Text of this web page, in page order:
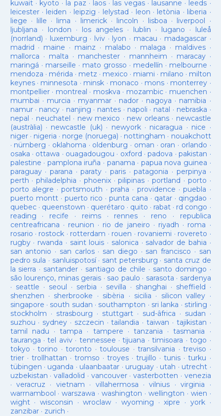
kuwait· kyoto · la paz · laos· las vegas· lausanne · leeds ·
leicester· leiden · leipzig · lelystad · leon · letònia · liberia ·
liege · lille · lima · limerick· lincoln · lisboa · liverpool ·
ljubljana · london · los angeles· lublin · lugano · luleå
(norrland) · luxemburg · lviv · lyon · macau · madagascar·
madrid · maine · mainz · malabo · malaga · maldives·
mallorca · malta · manchester· mannheim · maracay·
maringá · marseille · mato grosso · medellín · melbourne ·
mendoza · mérida · metz · mexico · miami · milano · milton
keynes· minnesota · minsk · monaco · mons · monterrey ·
montpellier· montreal · moskva · mozambic· muenchen ·
mumbai · murcia · myanmar· nador · nagoya · namibia ·
namur· nancy · nanjing · nantes · napoli · natal · nebraska ·
nepal · neuchatel · new mexico · new orleans· newcastle
(austràlia) · newcastle (uk) · newyork· nicaragua · nice ·
niger· nigeria · norge (noruega) · nottingham · nouakchott
· nürnberg · oklahoma · oldenburg · oman · oran · orlando ·
osaka · ottawa · ouagadougou · oxford ·padova ·pakistan ·
palestine · pamplona iruña · panama · papua nova guinea ·
paraguay· parana ·paraty · paris·patagonia · perpinya ·
perth ·philadelphia · phoenix·pilipinas ·portland · porto ·
porto alegre ·portsmouth ·praha · providence ·puebla ·
puerto montt· puerto rico ·punta cana · qatar · qingdao ·
quebec· queenstown · querétaro · quito · rabat · rd congo ·
reading · recife · reims· rennes · reno · republica
centreafricana · reunion · rio de janeiro · riyadh · roma ·
rosario · rostock · rotterdam · rouen · rovaniemi · rovereto ·
rugby· rwanda · saint louis · salonica · salvador de bahia ·
san antonio · san carlos· san diego · san francisco · san
pedro sula · sanluispotosí· sant petersburg · santa cruz de
la sierra · santander · santiago de chile · santo domingo ·
são lourenço, minas gerais · sao paulo · sarasota · sardenya
· seattle · seoul · serbia · sevilla · shanghai · sheffield ·
shenzhen · sherbrooke · sibèria · sicilia · silicon valley ·
singapore · south sudan · southampton · sri lanka · stirling ·
stockholm · strasbourg · stuttgart· sud-âfrica · sudan ·
suzhou · sydney · szczecin ·tailandia ·taiwan · tajikistan ·
tamil nadu ·tampa · tampere · tanzania ·tasmania ·
tauranga ·tel aviv· tennessee ·tijuana ·timisoara ·togo ·
tokyo ·torino ·toronto ·toulouse ·transilvania ·treviso ·
trier· trollhattan · tromso · troyes·trujillo ·tunis ·turku ·
tübingen · uganda · ulaanbaatar · uruguay · utah · utrecht ·
uzbekistan · valladolid · vancouver· vasterbotten · venezia
· veracruz · vietnam · villahermosa ·vilnius ·virginia ·
warrnambool ·warszawa ·washington · wellington · wien ·
wight· wisconsin ·wroclaw · wyoming ·xipre · york·
zanzibar· zurich ·